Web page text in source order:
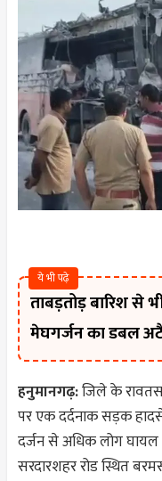
ये भी पढ़े
ताबड़तोड़ बारिश से
मेघगर्जन का डबल
हनुमानगढ़:जिले के
पर एक दर्दनाक सड़क
दर्जन से अधिक लोग
सरदारशहर रोड स्थित